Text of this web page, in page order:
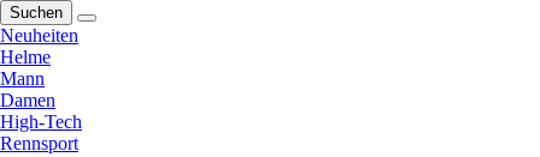
Suchen
Neuheiten
Helme
Mann
Damen
High-Tech
Rennsport